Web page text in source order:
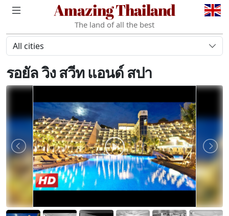
Amazing Thailand
The land of all the best
All cities
รอยัล วิง สวีท แอนด์ สปา